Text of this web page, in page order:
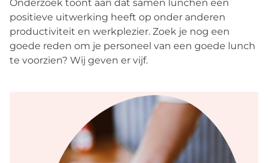
Onderzoek toont aan dat samen lunchen een
positieve uitwerking heeft op onder anderen
productiviteit en werkplezier. Zoek je nog een
goede reden om je personeel van een goede lunch
te voorzien? Wij geven er vijf.